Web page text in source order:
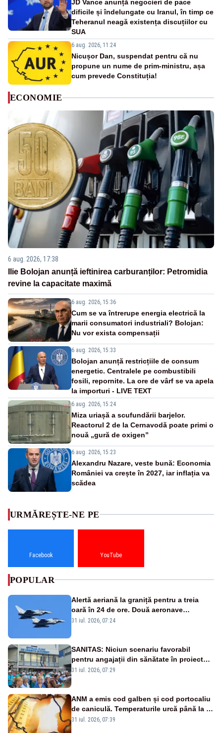
JD Vance anunță negocieri de pace
dificile și îndelungate cu Iranul, în timp ce
Teheranul neagă existența discuțiilor cu
SUA
6 aug. 2026, 11:24
Nicușor Dan, suspendat pentru că nu
propune un nume de prim-ministru, așa
cum prevede Constituția!
ECONOMIE
6 aug. 2026, 17:38
Ilie Bolojan anunță ieftinirea carburanților: Petromidia
revine la capacitate maximă
6 aug. 2026, 15:36
Cum se va întrerupe energia electrică la
marii consumatori industriali? Bolojan:
Nu vor exista compensații
6 aug. 2026, 15:33
Bolojan anunță restricțiile de consum
energetic. Centralele pe combustibili
fosili, repornite. La ore de vârf se va apela
la importuri - LIVE TEXT
6 aug. 2026, 15:24
Miza uriașă a scufundării barjelor.
Reactorul 2 de la Cernavodă poate primi o
nouă „gură de oxigen”
6 aug. 2026, 15:23
Alexandru Nazare, veste bună: Economia
României va crește în 2027, iar inflația va
scădea
URMĂREȘTE-NE PE
Facebook YouTube
POPULAR
Alertă aeriană la graniță pentru a treia
oară în 24 de ore. Două aeronave
Eurofighter britanice au fost ridicate de la
31 iul. 2026, 07:24
SANITAS: Niciun scenariu favorabil
pentru angajații din sănătate în proiectul
Legii salarizării
31 iul. 2026, 07:29
ANM a emis cod galben și cod portocaliu
de caniculă. Temperaturile urcă până la 38
de grade, iar nopțile devin tropicale
31 iul. 2026, 07:39